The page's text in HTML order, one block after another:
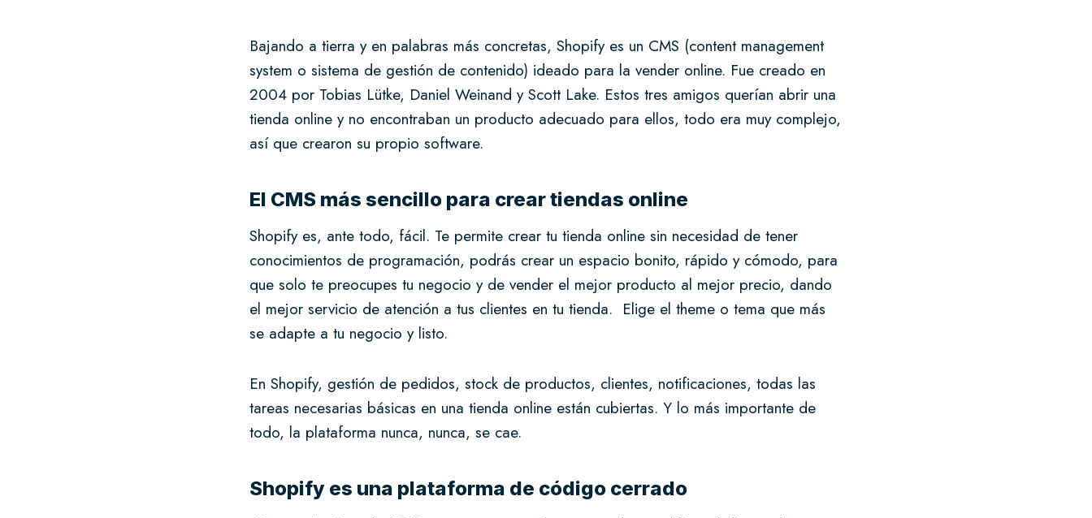
Bajando a tierra y en palabras más concretas, Shopify es un CMS (content management
system o sistema de gestión de contenido) ideado para la vender online. Fue creado en
2004 por Tobias Lütke, Daniel Weinand y Scott Lake. Estos tres amigos querían abrir una
tienda online y no encontraban un producto adecuado para ellos, todo era muy complejo,
así que crearon su propio software.
El CMS más sencillo para crear tiendas online
Shopify es, ante todo, fácil. Te permite crear tu tienda online sin necesidad de tener
conocimientos de programación, podrás crear un espacio bonito, rápido y cómodo, para
que solo te preocupes tu negocio y de vender el mejor producto al mejor precio, dando
el mejor servicio de atención a tus clientes en tu tienda. Elige el theme o tema que más
se adapte a tu negocio y listo.
En Shopify, gestión de pedidos, stock de productos, clientes, notificaciones, todas las
tareas necesarias básicas en una tienda online están cubiertas. Y lo más importante de
todo, la plataforma nunca, nunca, se cae.
Shopify es una plataforma de código cerrado